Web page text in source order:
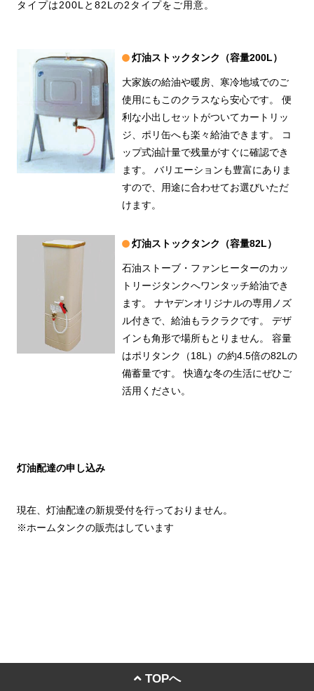
タイプは200Lと82Lの2タイプをご用意。
灯油ストックタンク（容量200L）
大家族の給油や暖房、寒冷地域でのご
使用にもこのクラスなら安心です。
便
利な小出しセットがついてカートリッ
ジ、ポリ缶へも楽々給油できます。
コ
ップ式油計量で残量がすぐに確認でき
ます。
バリエーションも豊富にありま
すので、用途に合わせてお選びいただ
けます。
灯油ストックタンク（容量82L）
石油ストーブ・ファンヒーターのカッ
トリージタンクへワンタッチ給油でき
ます。
ナヤデンオリジナルの専用ノズ
ル付きで、給油もラクラクです。
デザ
インも角形で場所もとりません。
容量
はポリタンク（18L）の約4.5倍の82Lの
備蓄量です。
快適な冬の生活にぜひご
活用ください。
灯油配達の申し込み
現在、灯油配達の新規受付を行っておりません。
※ホームタンクの販売はしています
TOPへ